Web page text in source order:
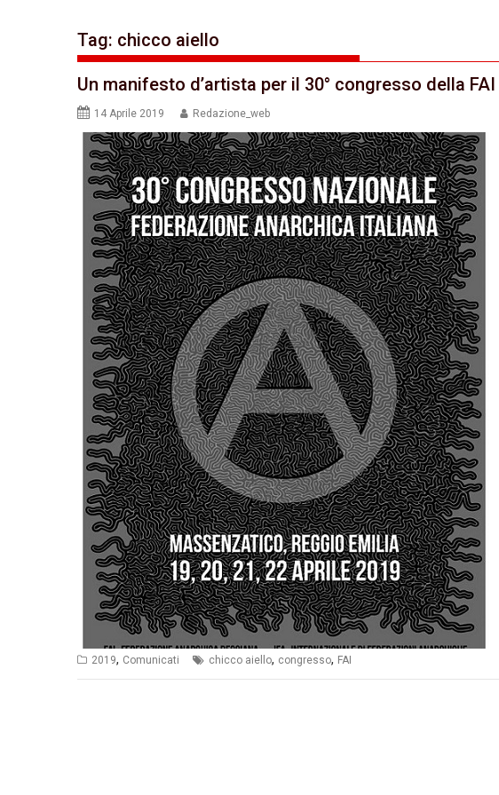
Tag: chicco aiello
Un manifesto d’artista per il 30° congresso della FAI
14 Aprile 2019 Redazione_web
2019, Comunicati chicco aiello, congresso, FAI